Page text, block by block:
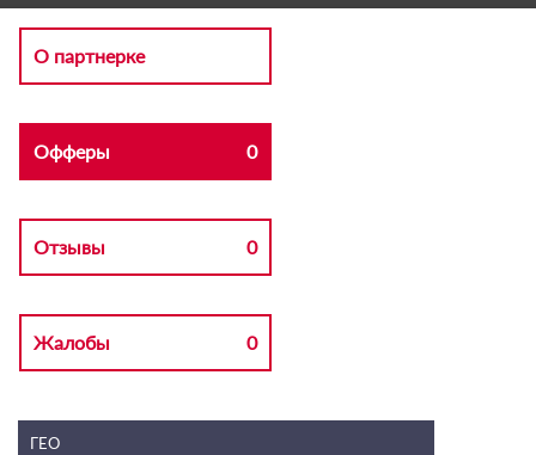
О партнерке
Офферы 0
Отзывы 0
Жалобы 0